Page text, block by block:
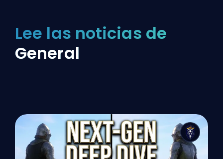
Lee las noticias de
General